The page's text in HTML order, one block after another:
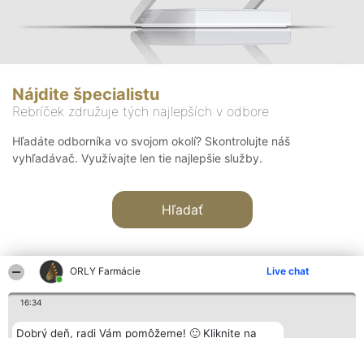
ORLY Farmácie Live chat
16:34
Dobrý deň, radi Vám pomôžeme! 🙂 Kliknite na
Nájdite špecialistu
Rebríček združuje tých najlepších v odbore
Hľadáte odborníka vo svojom okolí? Skontrolujte náš
vyhľadávač. Využívajte len tie najlepšie služby.
Hľadať
Organizátor hodnotenia Hodnotenie Kontakt